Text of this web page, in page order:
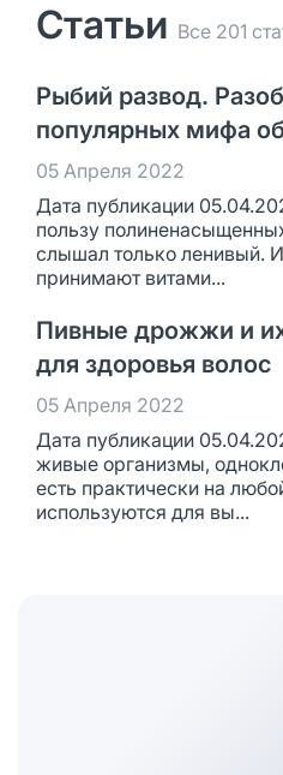
Статьи Все 201
Рыбий развод.
популярных мифа
05 Апреля 2022
Дата публикации
пользу
слышал только ленивый.
принимают витами...
Пивные дрожжи и
для здоровья волос
05 Апреля 2022
Дата публикации
живые организмы,
есть практически на
используются для вы...